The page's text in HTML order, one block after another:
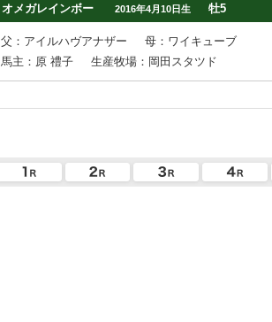
オメガレインボー
2016年4月10日生 牡5
父：アイルハヴアナザー
母：ワイキューブ
馬主：原 禮子
生産牧場：岡田スタツド